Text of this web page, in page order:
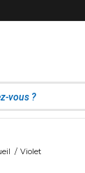
/ Violet